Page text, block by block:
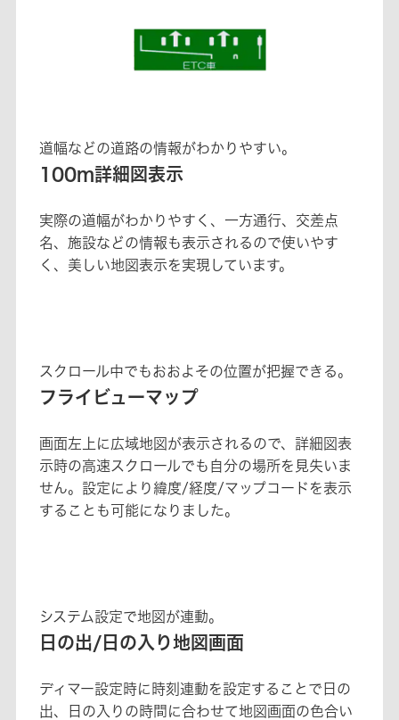
道幅などの道路の情報がわかりやすい。
100m詳細図表示
実際の道幅がわかりやすく、一方通行、交差点
名、施設などの情報も表示されるので使いやす
く、美しい地図表示を実現しています。
スクロール中でもおおよその位置が把握できる。
フライビューマップ
画面左上に広域地図が表示されるので、詳細図表
示時の高速スクロールでも自分の場所を見失いま
せん。設定により緯度/経度/マップコードを表示
することも可能になりました。
システム設定で地図が連動。
日の出/日の入り地図画面
ディマー設定時に時刻連動を設定することで日の
出、日の入りの時間に合わせて地図画面の色合い